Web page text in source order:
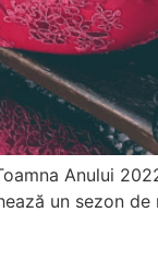
Anului
un sezon